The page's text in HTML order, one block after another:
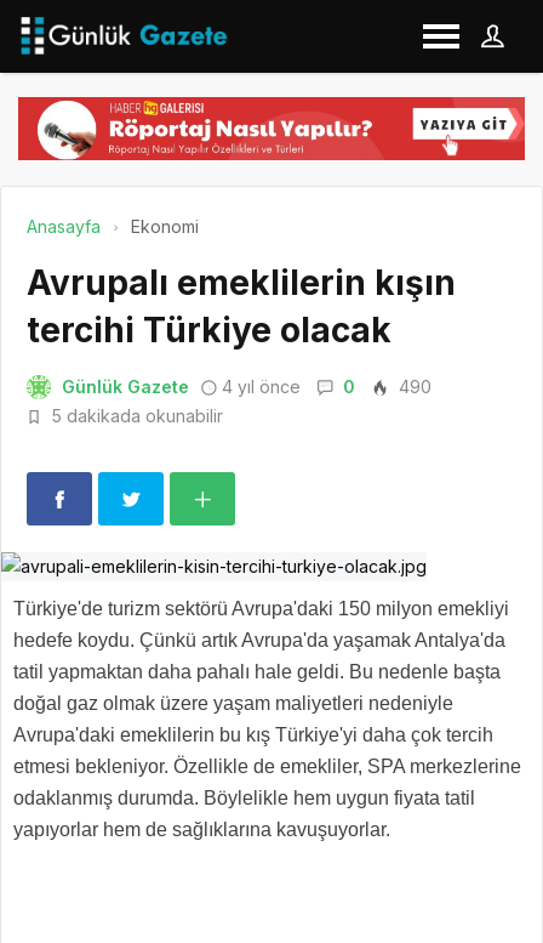
Anasayfa Ekonomi
Avrupalı emeklilerin kışın
tercihi Türkiye olacak
Günlük Gazete 4 yıl önce 0
490
5 dakikada okunabilir
Türkiye'de turizm sektörü Avrupa'daki 150 milyon emekliyi
hedefe koydu. Çünkü artık Avrupa'da yaşamak Antalya'da
tatil yapmaktan daha pahalı hale geldi. Bu nedenle başta
doğal gaz olmak üzere yaşam maliyetleri nedeniyle
Avrupa'daki emeklilerin bu kış Türkiye'yi daha çok tercih
etmesi bekleniyor. Özellikle de emekliler, SPA merkezlerine
odaklanmış durumda. Böylelikle hem uygun fiyata tatil
yapıyorlar hem de sağlıklarına kavuşuyorlar.